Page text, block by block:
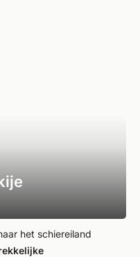
het schiereiland